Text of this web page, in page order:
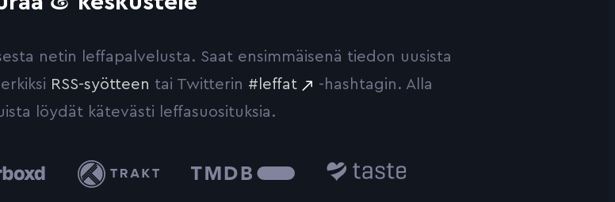
netin leffapalvelusta. Saat ensimmäisenä tiedon uusista
RSS-syötteen tai Twitterin #leffat
-hashtagin. Alla
löydät kätevästi leffasuosituksia.
Trakt